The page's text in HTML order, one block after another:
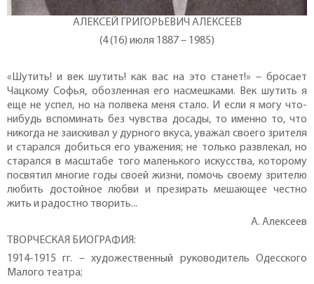
АЛЕКСЕЙ ГРИГОРЬЕВИЧ АЛЕКСЕЕВ
(4 (16) июля 1887 – 1985)
«Шутить! и век шутить! как вас на это станет!» – бросает
Чацкому Софья, обозленная его насмешками. Век шутить я
еще не успел, но на полвека меня стало. И если я могу что-
нибудь вспоминать без чувства досады, то именно то, что
никогда не заискивал у дурного вкуса, уважал своего зрителя
и старался добиться его уважения; не только развлекал, но
старался в масштабе того маленького искусства, которому
посвятил многие годы своей жизни, помочь своему зрителю
любить достойное любви и презирать мешающее честно
жить и радостно творить...
А. Алексеев
ТВОРЧЕСКАЯ БИОГРАФИЯ:
1914-1915 гг. – художественный руководитель Одесского
Малого театра;